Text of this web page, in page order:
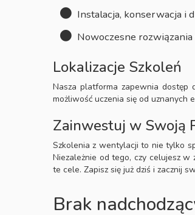
Instalacja, konserwacja i
Nowoczesne
Lokalizacje Szkoleń
Nasza platforma zapewnia dostęp
możliwość uczenia się od uznanych
Zainwestuj w Swoją
Szkolenia z wentylacji to nie tylko
Niezależnie od tego, czy celujesz
te cele. Zapisz się już dziś i zacznij
Brak